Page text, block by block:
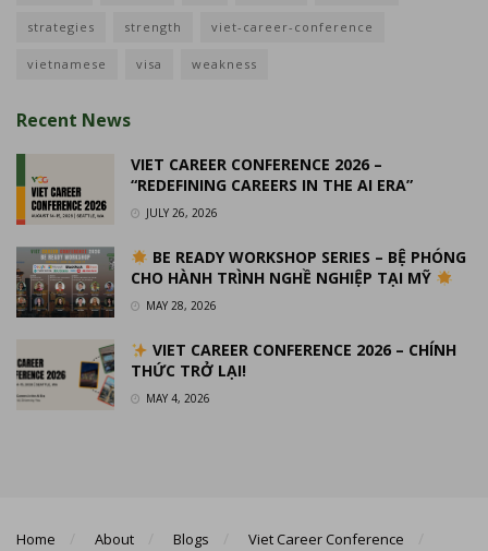
strategies strength viet-career-conference
vietnamese visa weakness
Recent News
VIET CAREER CONFERENCE 2026 –
“REDEFINING CAREERS IN THE AI ERA”
JULY 26, 2026
BE READY WORKSHOP SERIES – BỆ PHÓNG
CHO HÀNH TRÌNH NGHỀ NGHIỆP TẠI MỸ
MAY 28, 2026
VIET CAREER CONFERENCE 2026 – CHÍNH
THỨC TRỞ LẠI!
MAY 4, 2026
Home About Blogs
Viet Career Conference